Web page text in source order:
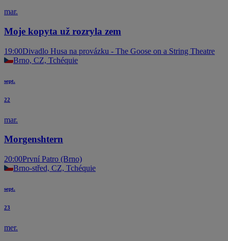
mar.
Moje kopyta už rozryla zem
19:00Divadlo Husa na provázku - The Goose on a String Theatre
Brno, CZ, Tchéquie
sept.
22
mar.
Morgenshtern
20:00První Patro (Brno)
Brno-střed, CZ, Tchéquie
sept.
23
mer.